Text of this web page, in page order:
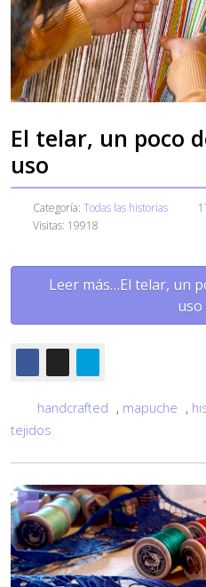
El telar, un poco
uso
Categoría: Todas las historias
Visitas: 19918
Leer más…El telar, un
uso
handcrafted , mapuche ,
tejidos